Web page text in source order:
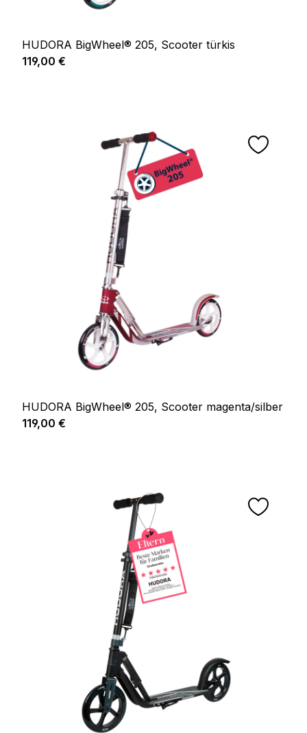
HUDORA BigWheel® 205, Scooter türkis
Regulärer Preis:
119,00 €
HUDORA BigWheel® 205, Scooter magenta/silber
Regulärer Preis:
119,00 €